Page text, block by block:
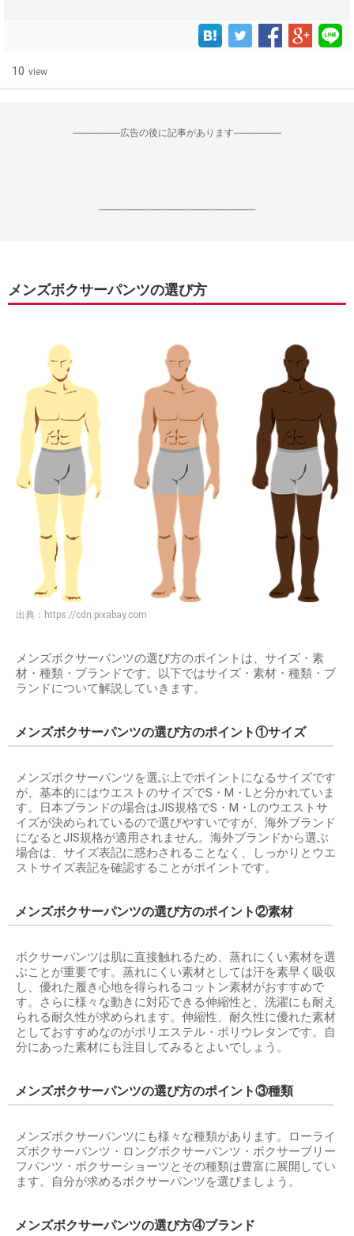
10 view
--------------------広告の後に記事があります--------------------
------------------------------------------------------------------
メンズボクサーパンツの選び方
出典： https://cdn.pixabay.com
メンズボクサーパンツの選び方のポイントは、サイズ・素
材・種類・ブランドです。以下ではサイズ・素材・種類・ブ
ランドについて解説していきます。
メンズボクサーパンツの選び方のポイント①サイズ
メンズボクサーパンツを選ぶ上でポイントになるサイズです
が、基本的にはウエストのサイズでS・M・Lと分かれていま
す。日本ブランドの場合はJIS規格でS・M・Lのウエストサ
イズが決められているので選びやすいですが、海外ブランド
になるとJIS規格が適用されません。海外ブランドから選ぶ
場合は、サイズ表記に惑わされることなく、しっかりとウエ
ストサイズ表記を確認することがポイントです。
メンズボクサーパンツの選び方のポイント②素材
ボクサーパンツは肌に直接触れるため、蒸れにくい素材を選
ぶことが重要です。蒸れにくい素材としては汗を素早く吸収
し、優れた履き心地を得られるコットン素材がおすすめで
す。さらに様々な動きに対応できる伸縮性と、洗濯にも耐え
られる耐久性が求められます。伸縮性、耐久性に優れた素材
としておすすめなのがポリエステル・ポリウレタンです。自
分にあった素材にも注目してみるとよいでしょう。
メンズボクサーパンツの選び方のポイント③種類
メンズボクサーパンツにも様々な種類があります。ローライ
ズボクサーパンツ・ロングボクサーパンツ・ボクサーブリー
フパンツ・ボクサーショーツとその種類は豊富に展開してい
ます。自分が求めるボクサーパンツを選びましょう。
メンズボクサーパンツの選び方④ブランド